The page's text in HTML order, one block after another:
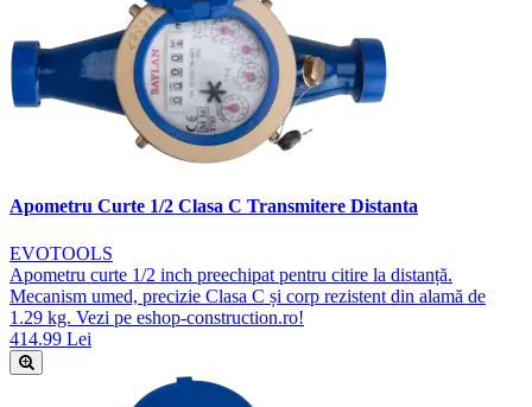
Apometru Curte 1/2 Clasa C Transmitere Distanta
EVOTOOLS
Apometru curte 1/2 inch preechipat pentru citire la distanță.
Mecanism umed, precizie Clasa C și corp rezistent din alamă de
1.29 kg. Vezi pe eshop-construction.ro!
414.99 Lei